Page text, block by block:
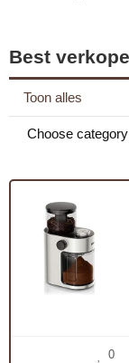
Best
Toon alles
Choose category
0